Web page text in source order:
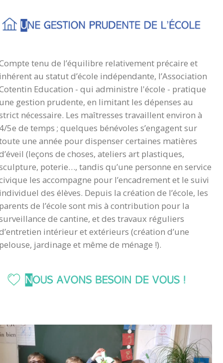
tenu de l’équilibre relativement précaire et
au statut d’école indépendante, l’Association
Education - qui administre l'école - pratique
gestion prudente, en limitant les dépenses au
nécessaire. Les maîtresses travaillent environ à
5e de temps ; quelques bénévoles s’engagent sur
une année pour dispenser certaines matières
(leçons de choses, ateliers art plastiques,
poterie…, tandis qu’une personne en service
les accompagne pour l’encadrement et le suivi
des élèves. Depuis la création de l’école, les
de l’école sont mis à contribution pour la
de cantine, et des travaux réguliers
intérieur et extérieurs (création d’une
jardinage et même de ménage !).